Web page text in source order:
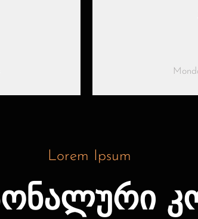
Lorem Ipsum